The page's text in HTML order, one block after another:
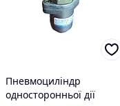
Пневмоциліндр
односторонньої дії